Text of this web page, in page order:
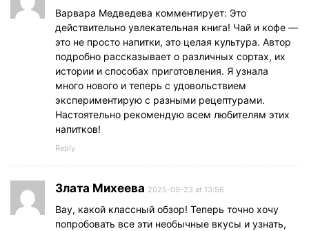
Варвара Медведева комментирует: Это
действительно увлекательная книга! Чай и кофе —
это не просто напитки, это целая культура. Автор
подробно рассказывает о различных сортах, их
истории и способах приготовления. Я узнала
много нового и теперь с удовольствием
экспериментирую с разными рецептурами.
Настоятельно рекомендую всем любителям этих
напитков!
Reply
Злата Михеева 2025-09-23 at 13:56
Вау, какой классный обзор! Теперь точно хочу
попробовать все эти необычные вкусы и узнать,